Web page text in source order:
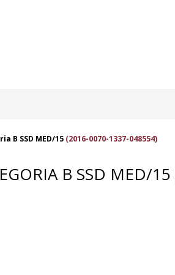
B SSD MED/15 (2016-0070-1337-048554)
B SSD MED/15